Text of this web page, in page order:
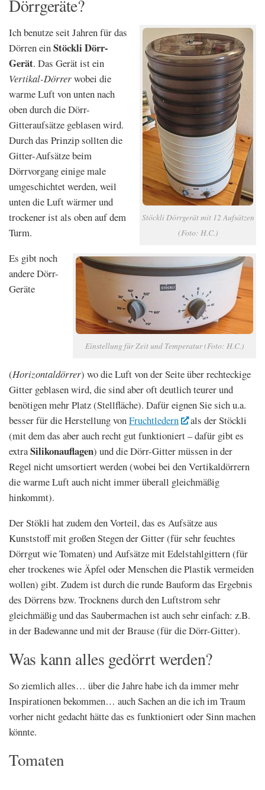
Dörrgeräte?
Stöckli Dörrgerät mit 12 Aufsätzen
(Foto: H.C.)
Einstellung für Zeit und Temperatur (Foto: H.C.)
Ich benutze seit Jahren für das
Dörren einStöckli Dörr-
Gerät. Das Gerät ist ein
Vertikal-Dörrerwobei die
warme Luft von unten nach
oben durch die Dörr-
Gitteraufsätze geblasen wird.
Durch das Prinzip sollten die
Gitter-Aufsätze beim
Dörrvorgang einige male
umgeschichtet werden, weil
unten die Luft wärmer und
trockener ist als oben auf dem
Turm.
Es gibt noch
andere Dörr-
Geräte
(Horizontaldörrer) wo die Luft von der Seite über rechteckige
Gitter geblasen wird, die sind aber oft deutlich teurer und
benötigen mehr Platz (Stellfläche). Dafür eignen Sie sich u.a.
besser für die Herstellung vonFruchtledern
als der Stöckli
(mit dem das aber auch recht gut funktioniert – dafür gibt es
extraSilikonauflagen) und die Dörr-Gitter müssen in der
Regel nicht umsortiert werden (wobei bei den Vertikaldörrern
die warme Luft auch nicht immer überall gleichmäßig
hinkommt).
Der Stökli hat zudem den Vorteil, das es Aufsätze aus
Kunststoff mit großen Stegen der Gitter (für sehr feuchtes
Dörrgut wie Tomaten) und Aufsätze mit Edelstahlgittern (für
eher trockenes wie Äpfel oder Menschen die Plastik vermeiden
wollen) gibt. Zudem ist durch die runde Bauform das Ergebnis
des Dörrens bzw. Trocknens durch den Luftstrom sehr
gleichmäßig und das Saubermachen ist auch sehr einfach: z.B.
in der Badewanne und mit der Brause (für die Dörr-Gitter).
Was kann alles gedörrt werden?
So ziemlich alles… über die Jahre habe ich da immer mehr
Inspirationen bekommen… auch Sachen an die ich im Traum
vorher nicht gedacht hätte das es funktioniert oder Sinn machen
könnte.
Tomaten